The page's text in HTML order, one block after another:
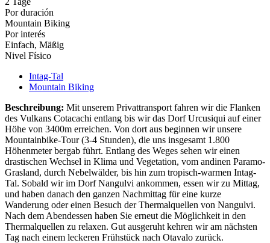
Por duración
Mountain Biking
Por interés
Einfach, Mäßig
Nivel Físico
Intag-Tal
Mountain Biking
Beschreibung: Mit unserem Privattransport fahren wir die Flanken
des Vulkans Cotacachi entlang bis wir das Dorf Urcusiqui auf einer
Höhe von 3400m erreichen. Von dort aus beginnen wir unsere
Mountainbike-Tour (3-4 Stunden), die uns insgesamt 1.800
Höhenmeter bergab führt. Entlang des Weges sehen wir einen
drastischen Wechsel in Klima und Vegetation, vom andinen Paramo-
Grasland, durch Nebelwälder, bis hin zum tropisch-warmen Intag-
Tal. Sobald wir im Dorf Nangulvi ankommen, essen wir zu Mittag,
und haben danach den ganzen Nachmittag für eine kurze
Wanderung oder einen Besuch der Thermalquellen von Nangulvi.
Nach dem Abendessen haben Sie erneut die Möglichkeit in den
Thermalquellen zu relaxen. Gut ausgeruht kehren wir am nächsten
Tag nach einem leckeren Frühstück nach Otavalo zurück.